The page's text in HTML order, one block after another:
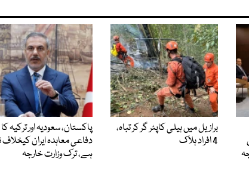
برازیل میں ہیلی کاپٹر گر کر تباہ،
4 افراد ہلاک
پاکستان، سعودیہ اور ترکیہ کا
دفاعی معاہدہ ایران کیخلاف
ہے، ترک وزارت خارجہ